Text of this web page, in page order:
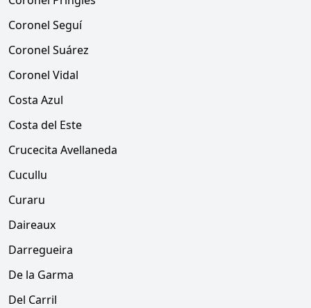
Coronel Seguí
Coronel Suárez
Coronel Vidal
Costa Azul
Costa del Este
Crucecita Avellaneda
Cucullu
Curaru
Daireaux
Darregueira
De la Garma
Del Carril